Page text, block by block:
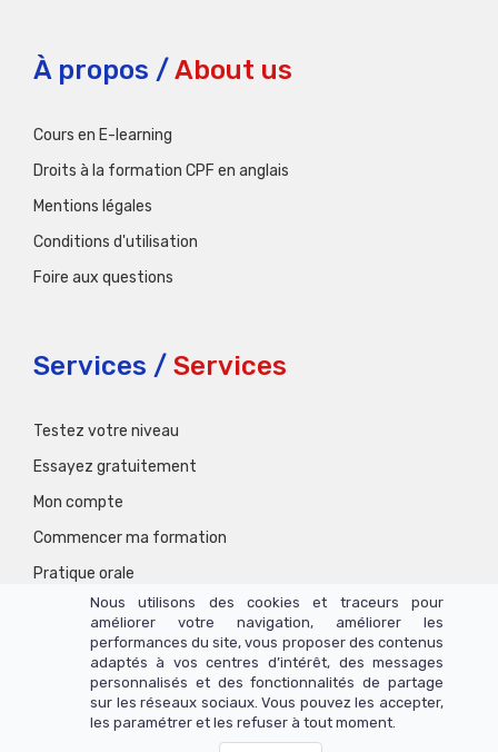
À propos / About us
Cours en E-learning
Droits à la formation CPF en anglais
Mentions légales
Conditions d'utilisation
Foire aux questions
Services / Services
Testez votre niveau
Essayez gratuitement
Mon compte
Commencer ma formation
Pratique orale
Nous utilisons des cookies et traceurs pour
améliorer votre navigation, améliorer les
performances du site, vous proposer des contenus
adaptés à vos centres d’intérêt, des messages
personnalisés et des fonctionnalités de partage
sur les réseaux sociaux. Vous pouvez les accepter,
les paramétrer et les refuser à tout moment.